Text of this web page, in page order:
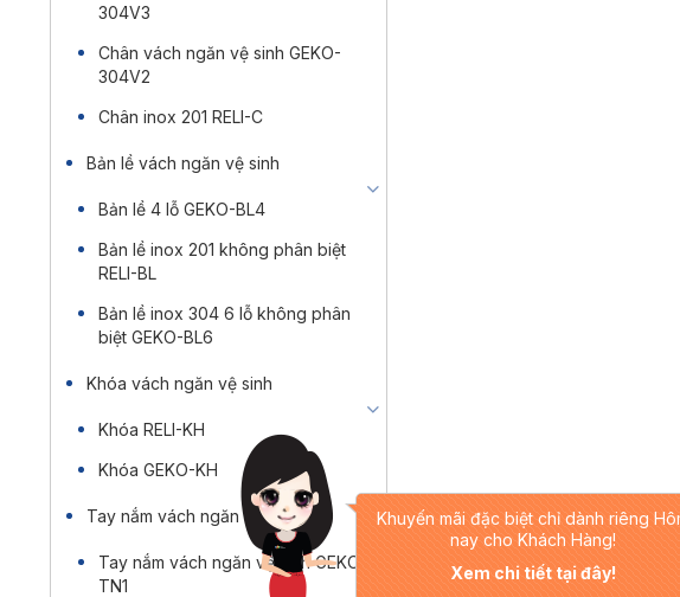
304V3
Chân vách ngăn vệ sinh GEKO-
304V2
Chân inox 201 RELI-C
Bản lề vách ngăn vệ sinh
Bản lề 4 lỗ GEKO-BL4
Bản lề inox 201 không phân biệt
RELI-BL
Bản lề inox 304 6 lỗ không phân
biệt GEKO-BL6
Khóa vách ngăn vệ sinh
Khóa RELI-KH
Khóa GEKO-KH
Tay nắm vách ngăn vệ sinh
Tay nắm vách ngăn vệ sinh GEKO-
TN1
Khuyến mãi đặc biệt chỉ dành riêng
nay cho Khách Hàng!
Xem chi tiết tại đây!